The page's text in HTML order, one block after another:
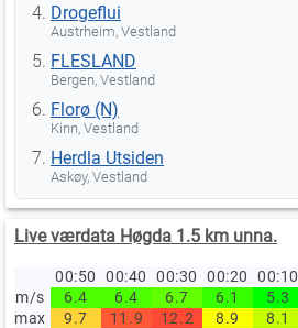
Drogeflui
Austrheim, Vestland
FLESLAND
Bergen, Vestland
Florø (N)
Kinn, Vestland
Herdla Utsiden
Askøy, Vestland
Live værdata Høgda 1.5 km unna.
00:50 00:40 00:30 00:20 00:10
m/s
6.4 6.4 6.7 6.1 5.3
max
9.7 11.9 12.2 8.9 8.1